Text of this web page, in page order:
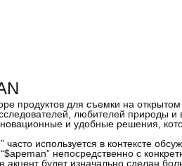
продуктов для съемки на
любителей природы и
и удобные решения,
часто используется в контексте
непосредственно с
акцент будет изначально сделан